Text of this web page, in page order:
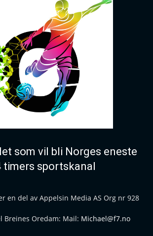
som vil bli Norges eneste
timers sportskanal
en del av Appelsin Media AS Org nr 928
Breines Oredam: Mail: Michael@f7.no